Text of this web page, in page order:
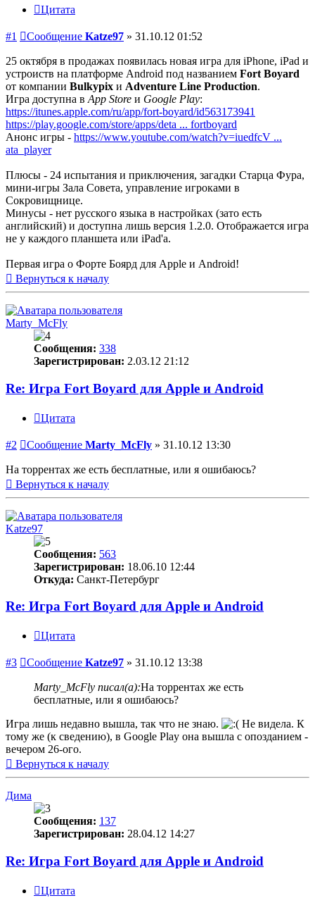
Цитата
#1 Сообщение Katze97 » 31.10.12 01:52
25 октября в продажах появилась новая игра для iPhone, iPad и
устроиств на платформе Android под названием Fort Boyard
от компании Bulkypix и Adventure Line Production.
Игра доступна в App Store и Google Play:
https://itunes.apple.com/ru/app/fort-boyard/id563173941
https://play.google.com/store/apps/deta ... fortboyard
Анонс игры - https://www.youtube.com/watch?v=iuedfcV ...
ata_player
Плюсы - 24 испытания и приключения, загадки Старца Фура,
мини-игры Зала Совета, управление игроками в
Сокровищнице.
Минусы - нет русского языка в настройках (зато есть
английский) и доступна лишь версия 1.2.0. Отображается игра
не у каждого планшета или iPad'а.
Первая игра о Форте Боярд для Apple и Android!
Вернуться к началу
Marty_McFly
Сообщения: 338
Зарегистрирован: 2.03.12 21:12
Re: Игра Fort Boyard для Apple и Android
Цитата
#2 Сообщение Marty_McFly » 31.10.12 13:30
На торрентах же есть бесплатные, или я ошибаюсь?
Вернуться к началу
Katze97
Сообщения: 563
Зарегистрирован: 18.06.10 12:44
Откуда: Санкт-Петербург
Re: Игра Fort Boyard для Apple и Android
Цитата
#3 Сообщение Katze97 » 31.10.12 13:38
Marty_McFly писал(а):На торрентах же есть
бесплатные, или я ошибаюсь?
Игра лишь недавно вышла, так что не знаю.
Не видела. К
тому же (к сведению), в Google Play она вышла с опозданием -
вечером 26-ого.
Вернуться к началу
Дима
Сообщения: 137
Зарегистрирован: 28.04.12 14:27
Re: Игра Fort Boyard для Apple и Android
Цитата